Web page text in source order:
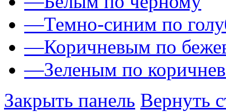
—Темно-синим по
—Коричневым по
—Зеленым по
Закрыть панель Вернуть